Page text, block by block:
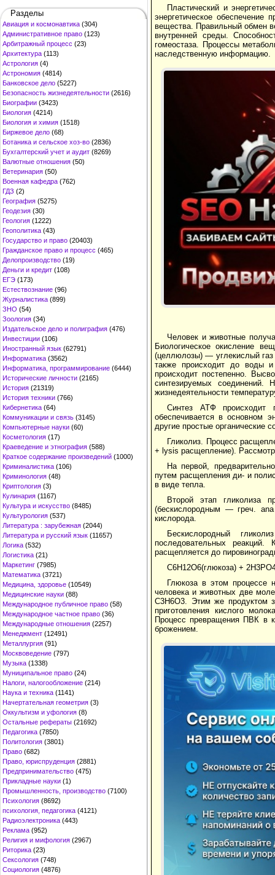
Разделы
Авиация и космонавтика (304)
Административное право (123)
Арбитражный процесс (23)
Архитектура (113)
Астрология (4)
Астрономия (4814)
Банковское дело (5227)
Безопасность жизнедеятельности (2616)
Биографии (3423)
Биология (4214)
Биология и химия (1518)
Биржевое дело (68)
Ботаника и сельское хоз-во (2836)
Бухгалтерский учет и аудит (8269)
Валютные отношения (50)
Ветеринария (50)
Военная кафедра (762)
ГДЗ (2)
География (5275)
Геодезия (30)
Геология (1222)
Геополитика (43)
Государство и право (20403)
Гражданское право и процесс (465)
Делопроизводство (19)
Деньги и кредит (108)
ЕГЭ (173)
Естествознание (96)
Журналистика (899)
ЗНО (54)
Зоология (34)
Издательское дело и полиграфия (476)
Инвестиции (106)
Иностранный язык (62791)
Информатика (3562)
Информатика, программирование (6444)
Исторические личности (2165)
История (21319)
История техники (766)
Кибернетика (64)
Коммуникации и связь (3145)
Компьютерные науки (60)
Косметология (17)
Краеведение и этнография (588)
Краткое содержание произведений (1000)
Криминалистика (106)
Криминология (48)
Криптология (3)
Кулинария (1167)
Культура и искусство (8485)
Культурология (537)
Литература : зарубежная (2044)
Литература и русский язык (11657)
Логика (532)
Логистика (21)
Маркетинг (7985)
Математика (3721)
Медицина, здоровье (10549)
Медицинские науки (88)
Международное публичное право (58)
Международное частное право (36)
Международные отношения (2257)
Менеджмент (12491)
Металлургия (91)
Москвоведение (797)
Музыка (1338)
Муниципальное право (24)
Налоги, налогообложение (214)
Наука и техника (1141)
Начертательная геометрия (3)
Оккультизм и уфология (8)
Остальные рефераты (21692)
Педагогика (7850)
Политология (3801)
Право (682)
Право, юриспруденция (2881)
Предпринимательство (475)
Прикладные науки (1)
Промышленность, производство (7100)
Психология (8692)
психология, педагогика (4121)
Радиоэлектроника (443)
Реклама (952)
Религия и мифология (2967)
Риторика (23)
Сексология (748)
Социология (4876)
Пластический и
энергетическое обеспечение
вещества. Правильный обмен
внутренней среды.
гомеостаза. Процессы
наследственную информацию.
Человек и животные
Биологическое окисление
(целлюлозы) — углекислый газ
также происходит до воды и
происходит постепенно.
синтезируемых соединений.
жизнедеятельности
Синтез АТФ происходит
обеспечивается в основном
другие простые органические
Гликолиз. Процесс
+ lysis расщепление).
На первой,
путем расщепления ди- и
в виде тепла.
Второй этап гликолиза
(бескислородным — греч.
кислорода.
Бескислородный
последовательных
расщепляется до
С6Н12О6(глюкоза) +
Глюкоза в этом процессе
человека и животных две
С3Н6О3. Этим же продуктом
приготовления кислого
Процесс превращения ПВК в
брожением.